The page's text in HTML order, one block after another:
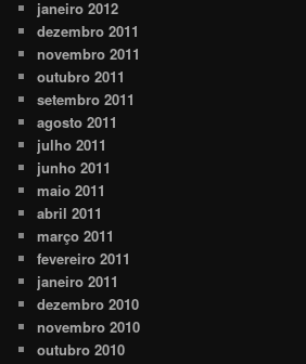
janeiro 2012
dezembro 2011
novembro 2011
outubro 2011
setembro 2011
agosto 2011
julho 2011
junho 2011
maio 2011
abril 2011
março 2011
fevereiro 2011
janeiro 2011
dezembro 2010
novembro 2010
outubro 2010